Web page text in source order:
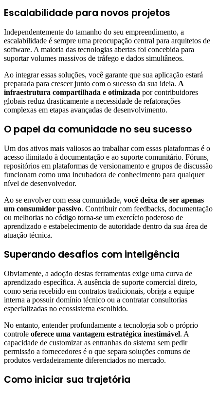
Escalabilidade para novos projetos
Independentemente do tamanho do seu empreendimento, a
escalabilidade é sempre uma preocupação central para arquitetos de
software. A maioria das tecnologias abertas foi concebida para
suportar volumes massivos de tráfego e dados simultâneos.
Ao integrar essas soluções, você garante que sua aplicação estará
preparada para crescer junto com o sucesso da sua ideia. A
infraestrutura compartilhada e otimizada por contribuidores
globais reduz drasticamente a necessidade de refatorações
complexas em etapas avançadas de desenvolvimento.
O papel da comunidade no seu sucesso
Um dos ativos mais valiosos ao trabalhar com essas plataformas é o
acesso ilimitado à documentação e ao suporte comunitário. Fóruns,
repositórios em plataformas de versionamento e grupos de discussão
funcionam como uma incubadora de conhecimento para qualquer
nível de desenvolvedor.
Ao se envolver com essa comunidade, você deixa de ser apenas
um consumidor passivo. Contribuir com feedbacks, documentação
ou melhorias no código torna-se um exercício poderoso de
aprendizado e estabelecimento de autoridade dentro da sua área de
atuação técnica.
Superando desafios com inteligência
Obviamente, a adoção destas ferramentas exige uma curva de
aprendizado específica. A ausência de suporte comercial direto,
como seria recebido em contratos tradicionais, obriga a equipe
interna a possuir domínio técnico ou a contratar consultorias
especializadas no ecossistema escolhido.
No entanto, entender profundamente a tecnologia sob o próprio
controle oferece uma vantagem estratégica inestimável. A
capacidade de customizar as entranhas do sistema sem pedir
permissão a fornecedores é o que separa soluções comuns de
produtos verdadeiramente diferenciados no mercado.
Como iniciar sua trajetória